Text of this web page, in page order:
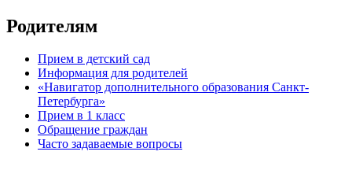
Родителям
Прием в детский сад
Информация для родителей
«Навигатор дополнительного образования Санкт-
Петербурга»
Прием в 1 класс
Обращение граждан
Часто задаваемые вопросы